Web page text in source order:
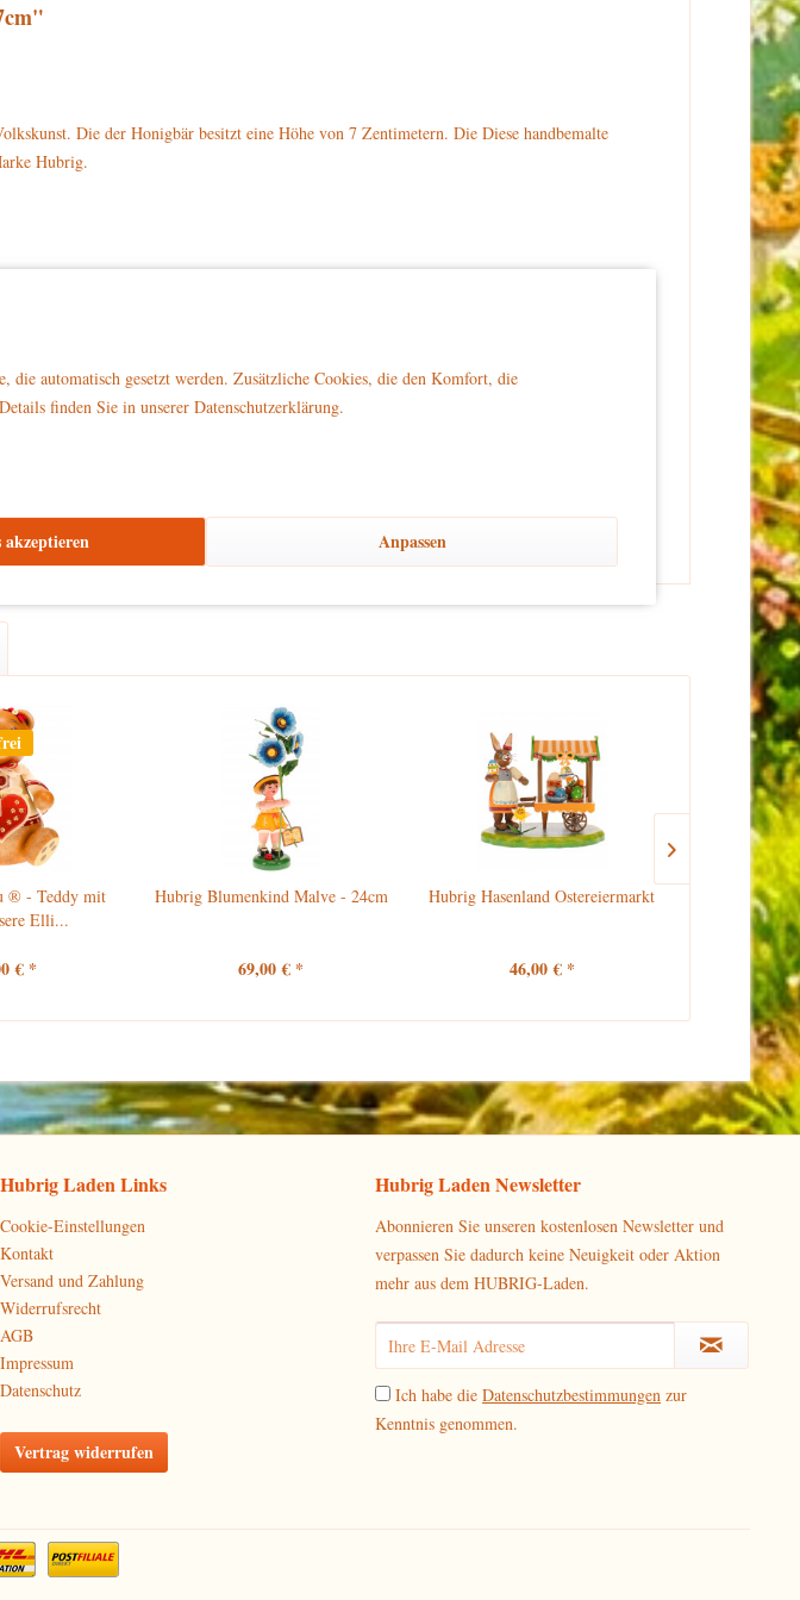
Die der Honigbär besitzt eine Höhe von 7 Zentimetern. Die Diese handbemalte
Hubrig.
® - Teddy mit
Elli...
€ *
Hubrig Blumenkind Malve - 24cm
69,00 € *
Hubrig Hasenland Ostereiermarkt
46,00 € *
Hubrig
Herz -
Hubrig Laden Links
Cookie-Einstellungen
Kontakt
Versand und Zahlung
Widerrufsrecht
AGB
Impressum
Datenschutz
Vertrag widerrufen
Hubrig Laden Newsletter
Abonnieren Sie unseren kostenlosen Newsletter und
verpassen Sie dadurch keine Neuigkeit oder Aktion
mehr aus dem HUBRIG-Laden.
Ich habe die Datenschutzbestimmungen zur
Kenntnis genommen.
die automatisch gesetzt werden. Zusätzliche Cookies, die den Komfort, die
finden Sie in unserer Datenschutzerklärung.
Anpassen